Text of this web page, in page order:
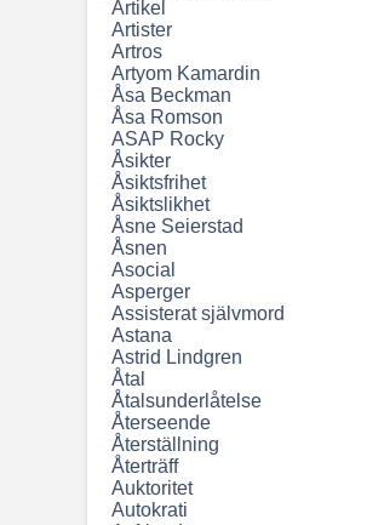
Artikel
Artister
Artros
Artyom Kamardin
Åsa Beckman
Åsa Romson
ASAP Rocky
Åsikter
Åsiktsfrihet
Åsiktslikhet
Åsne Seierstad
Åsnen
Asocial
Asperger
Assisterat självmord
Astana
Astrid Lindgren
Åtal
Åtalsunderlåtelse
Återseende
Återställning
Återträff
Auktoritet
Autokrati